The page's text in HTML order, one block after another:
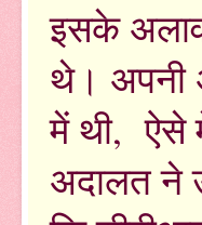
इसके
थे। अपनी
में थी, ऐसे
अदालत ने